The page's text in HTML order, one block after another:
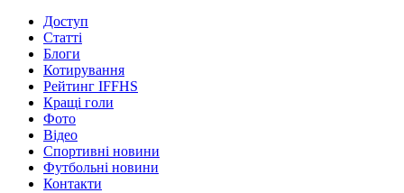
Доступ
Статті
Блоги
Котирування
Рейтинг IFFHS
Кращі голи
Фото
Відео
Спортивні новини
Футбольні новини
Контакти